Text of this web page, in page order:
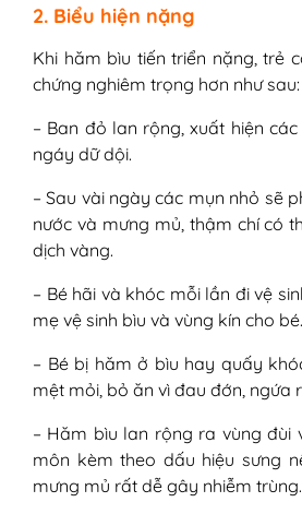
2. Biểu hiện nặng
Khi hăm bìu tiến triển nặng, trẻ
chứng nghiêm trọng hơn như sau:
– Ban đỏ lan rộng, xuất hiện
ngáy dữ dội.
– Sau vài ngày các mụn nhỏ sẽ
nước và mưng mủ, thậm chí có
dịch vàng.
– Bé hãi và khóc mỗi lần đi vệ
mẹ vệ sinh bìu và vùng kín cho bé.
– Bé bị hăm ở bìu hay quấy
mệt mỏi, bỏ ăn vì đau đớn, ngứa
– Hăm bìu lan rộng ra vùng đùi
môn kèm theo dấu hiệu sưng
mưng mủ rất dễ gây nhiễm trùng.